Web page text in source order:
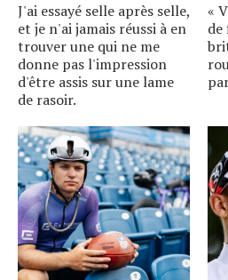
J'ai essayé selle après selle,
et je n'ai jamais réussi à en
trouver une qui ne me
donne pas l'impression
d'être assis sur une lame
de rasoir.
«
de